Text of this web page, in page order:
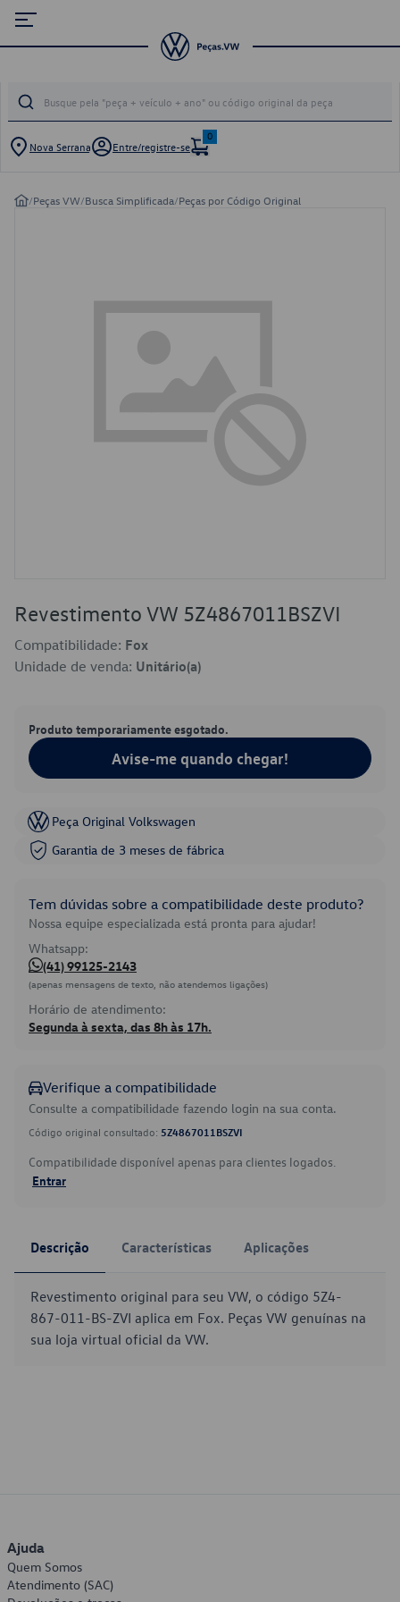
Nova Serrana Entre/registre-se
0
/Peças VW/Busca Simplificada/Peças por Código Original
Revestimento VW 5Z4867011BSZVI
Compatibilidade: Fox
Unidade de venda: Unitário(a)
Produto temporariamente esgotado.
Avise-me quando chegar!
Peça Original Volkswagen
Garantia de 3 meses de fábrica
Tem dúvidas sobre a compatibilidade deste produto?
Nossa equipe especializada está pronta para ajudar!
Whatsapp:
(41) 99125-2143
(apenas mensagens de texto, não atendemos ligações)
Horário de atendimento:
Segunda à sexta, das 8h às 17h.
Verifique a compatibilidade
Consulte a compatibilidade fazendo login na sua conta.
Código original consultado: 5Z4867011BSZVI
Compatibilidade disponível apenas para clientes logados.
Entrar
Descrição Características Aplicações
Revestimento original para seu VW, o código 5Z4-
867-011-BS-ZVI aplica em Fox. Peças VW genuínas na
sua loja virtual oficial da VW.
Ajuda
Quem Somos
Atendimento (SAC)